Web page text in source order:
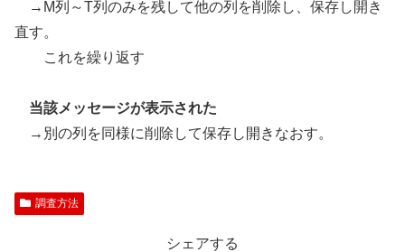
→M列～T列のみを残して他の列を削除し、保存し開き
直す。
これを繰り返す
当該メッセージが表示された
→別の列を同様に削除して保存し開きなおす。
調査方法
シェアする